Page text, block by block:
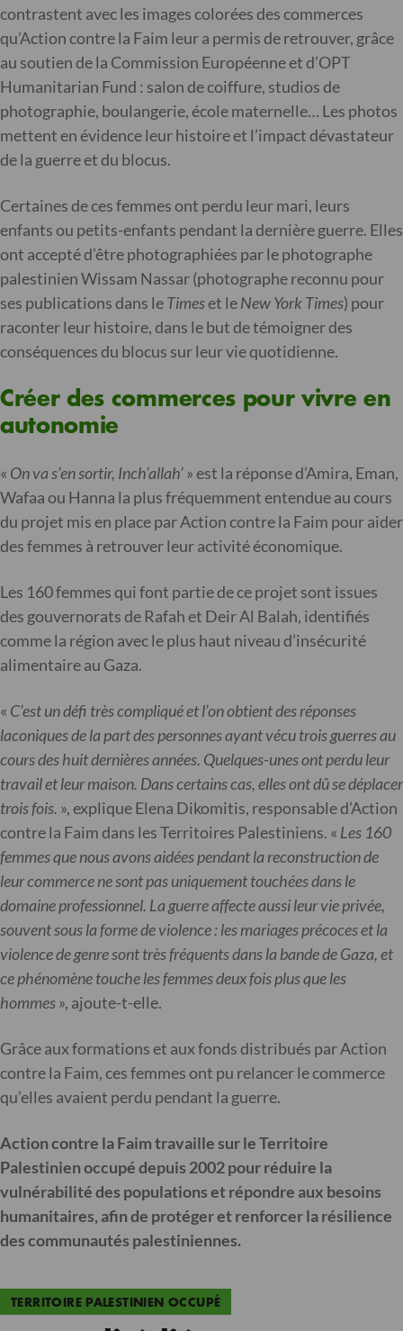
contrastent avec les images colorées des commerces
qu’Action contre la Faim leur a permis de retrouver, grâce
au soutien de la Commission Européenne et d’OPT
Humanitarian Fund : salon de coiffure, studios de
photographie, boulangerie, école maternelle… Les photos
mettent en évidence leur histoire et l’impact dévastateur
de la guerre et du blocus.
Certaines de ces femmes ont perdu leur mari, leurs
enfants ou petits-enfants pendant la dernière guerre. Elles
ont accepté d’être photographiées par le photographe
palestinien Wissam Nassar (photographe reconnu pour
ses publications dans leTimeset leNew York Times) pour
raconter leur histoire, dans le but de témoigner des
conséquences du blocus sur leur vie quotidienne.
Créer des commerces pour vivre en
autonomie
« On va s’en sortir, Inch’allah’» est la réponse d’Amira, Eman,
Wafaa ou Hanna la plus fréquemment entendue au cours
du projet mis en place par Action contre la Faim pour aider
des femmes à retrouver leur activité économique.
Les 160 femmes qui font partie de ce projet sont issues
des gouvernorats de Rafah et Deir Al Balah, identifiés
comme la région avec le plus haut niveau d’insécurité
alimentaire au Gaza.
« C’est un défi très compliqué et l’on obtient des réponses
laconiques de la part des personnes ayant vécu trois guerres au
cours des huit dernières années. Quelques-unes ont perdu leur
travail et leur maison. Dans certains cas, elles ont dû se déplacer
trois fois. », explique Elena Dikomitis, responsable d’Action
contre la Faim dans les Territoires Palestiniens. « Les 160
femmes que nous avons aidées pendant la reconstruction de
leur commerce ne sont pas uniquement touchées dans le
domaine professionnel. La guerre affecte aussi leur vie privée,
souvent sous la forme de violence : les mariages précoces et la
violence de genre sont très fréquents dans la bande de Gaza, et
ce phénomène touche les femmes deux fois plus que les
hommes», ajoute-t-elle.
Grâce aux formations et aux fonds distribués par Action
contre la Faim, ces femmes ont pu relancer le commerce
qu’elles avaient perdu pendant la guerre.
Action contre la Faim travaille sur le Territoire
Palestinien occupé depuis 2002 pour réduire la
vulnérabilité des populations et répondre aux besoins
humanitaires, afin de protéger et renforcer la résilience
des communautés palestiniennes.
TERRITOIRE PALESTINIEN OCCUPÉ